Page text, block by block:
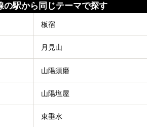
の駅から同じテーマで探す
板宿
月見山
山陽須磨
山陽塩屋
東垂水